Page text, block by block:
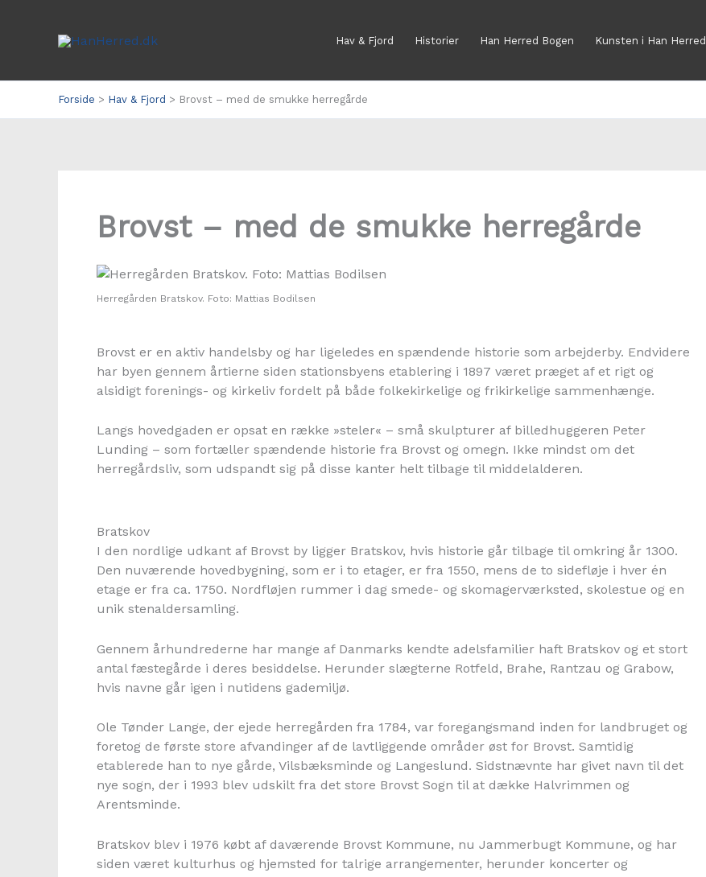
Hav & Fjord Historier Han Herred Bogen Kunsten i Han Herred
Forside Hav & Fjord Brovst – med de smukke herregårde
Brovst – med de smukke herregårde
Herregården Bratskov. Foto: Mattias Bodilsen
Brovst er en aktiv handelsby og har ligeledes en spændende historie som arbejderby. Endvidere
har byen gennem årtierne siden stationsbyens etablering i 1897 været præget af et rigt og
alsidigt forenings- og kirkeliv fordelt på både folkekirkelige og frikirkelige sammenhænge.
Langs hovedgaden er opsat en række »steler« – små skulpturer af billedhuggeren Peter
Lunding – som fortæller spændende historie fra Brovst og omegn. Ikke mindst om det
herregårdsliv, som udspandt sig på disse kanter helt tilbage til middelalderen.
Bratskov
I den nordlige udkant af Brovst by ligger Bratskov, hvis historie går tilbage til omkring år 1300.
Den nuværende hovedbygning, som er i to etager, er fra 1550, mens de to sidefløje i hver én
etage er fra ca. 1750. Nordfløjen rummer i dag smede- og skomagerværksted, skolestue og en
unik stenaldersamling.
Gennem århundrederne har mange af Danmarks kendte adelsfamilier haft Bratskov og et stort
antal fæstegårde i deres besiddelse. Herunder slægterne Rotfeld, Brahe, Rantzau og Grabow,
hvis navne går igen i nutidens gademiljø.
Ole Tønder Lange, der ejede herregården fra 1784, var foregangsmand inden for landbruget og
foretog de første store afvandinger af de lavtliggende områder øst for Brovst. Samtidig
etablerede han to nye gårde, Vilsbæksminde og Langeslund. Sidstnævnte har givet navn til det
nye sogn, der i 1993 blev udskilt fra det store Brovst Sogn til at dække Halvrimmen og
Arentsminde.
Bratskov blev i 1976 købt af daværende Brovst Kommune, nu Jammerbugt Kommune, og har
siden været kulturhus og hjemsted for talrige arrangementer, herunder koncerter og